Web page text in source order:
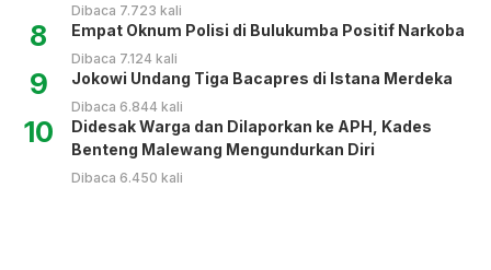
Dibaca 7.723 kali
8 Empat Oknum Polisi di Bulukumba Positif Narkoba
Dibaca 7.124 kali
9 Jokowi Undang Tiga Bacapres di Istana Merdeka
Dibaca 6.844 kali
10
Didesak Warga dan Dilaporkan ke APH, Kades
Benteng Malewang Mengundurkan Diri
Dibaca 6.450 kali